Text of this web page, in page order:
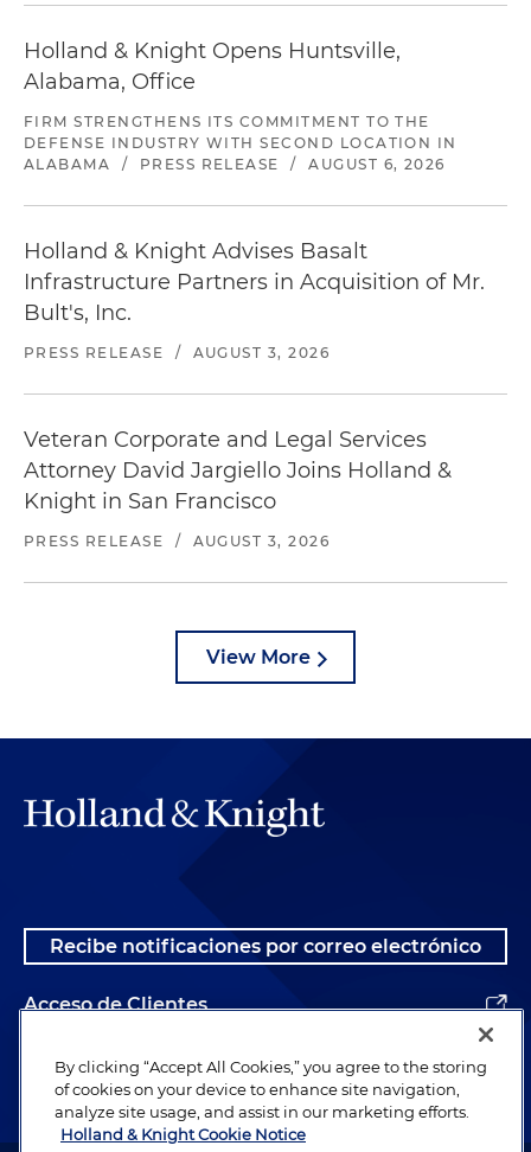
Holland & Knight Opens Huntsville,
Alabama, Office
FIRM STRENGTHENS ITS COMMITMENT TO THE
DEFENSE INDUSTRY WITH SECOND LOCATION IN
ALABAMA
/ PRESS RELEASE / AUGUST 6, 2026
Holland & Knight Advises Basalt
Infrastructure Partners in Acquisition of Mr.
Bult's, Inc.
PRESS RELEASE / AUGUST 3, 2026
Veteran Corporate and Legal Services
Attorney David Jargiello Joins Holland &
Knight in San Francisco
PRESS RELEASE / AUGUST 3, 2026
View More
Recibe notificaciones por correo electrónico
Acceso de Clientes
Alumnos
By clicking “Accept All Cookies,” you agree to the storing
of cookies on your device to enhance site navigation,
analyze site usage, and assist in our marketing efforts.
Holland & Knight Cookie Notice